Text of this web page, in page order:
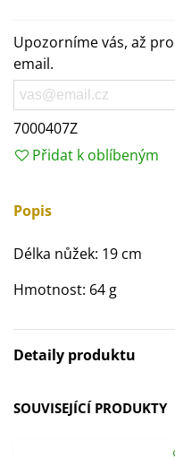
Upozorníme vás, až
email.
7000407Z
Přidat k oblíbeným
Popis
Délka nůžek: 19 cm
Hmotnost: 64 g
Detaily produktu
SOUVISEJÍCÍ PRODUKTY